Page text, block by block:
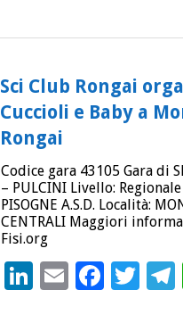
Sci Club Rongai
Cuccioli e Baby a
Rongai
Codice gara 43105 Gara di
– PULCINI Livello:
PISOGNE A.S.D. Località:
CENTRALI Maggiori
Fisi.org
LinkedIn
Email